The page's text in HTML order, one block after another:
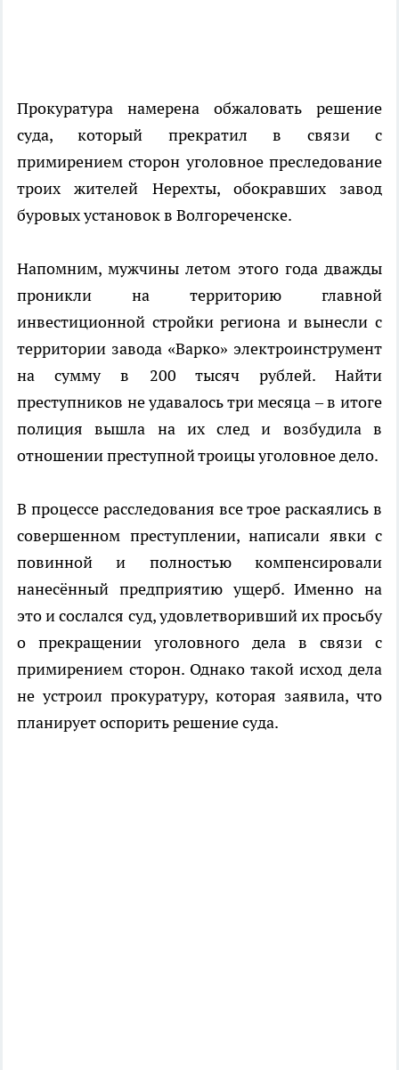
Прокуратура намерена обжаловать решение
суда, который прекратил в связи с
примирением сторон уголовное преследование
троих жителей Нерехты, обокравших завод
буровых установок в Волгореченске.
Напомним, мужчины летом этого года дважды
проникли на территорию главной
инвестиционной стройки региона и вынесли с
территории завода «Варко» электроинструмент
на сумму в 200 тысяч рублей. Найти
преступников не удавалось три месяца – в итоге
полиция вышла на их след и возбудила в
отношении преступной троицы уголовное дело.
В процессе расследования все трое раскаялись в
совершенном преступлении, написали явки с
повинной и полностью компенсировали
нанесённый предприятию ущерб. Именно на
это и сослался суд, удовлетворивший их просьбу
о прекращении уголовного дела в связи с
примирением сторон. Однако такой исход дела
не устроил прокуратуру, которая заявила, что
планирует оспорить решение суда.